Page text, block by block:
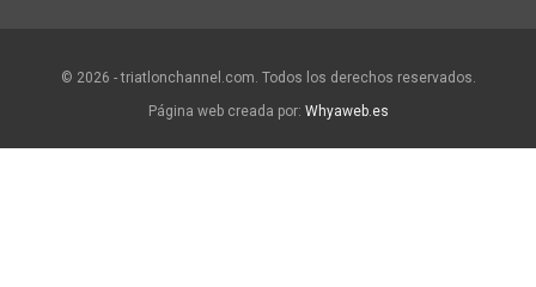
© 2026 - triatlonchannel.com. Todos los derechos reservados.
Página web creada por: Whyaweb.es